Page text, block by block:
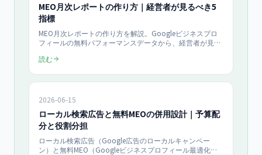
MEO月次レポートの作り方｜経営者が見るべき5
指標
MEO月次レポートの作り方を解説。Googleビジネスプロ
フィールの無料パフォーマンスデータから、経営者が見る
転換）を厳選し、180日アクションプランと連動した数字
読む
2026-06-15
ローカル検索広告と無料MEOの併用設計｜予算配
分と役割分担
ローカル検索広告（Google広告のローカルキャンペー
ン）と無料MEO（Googleビジネスプロフィール最適化）